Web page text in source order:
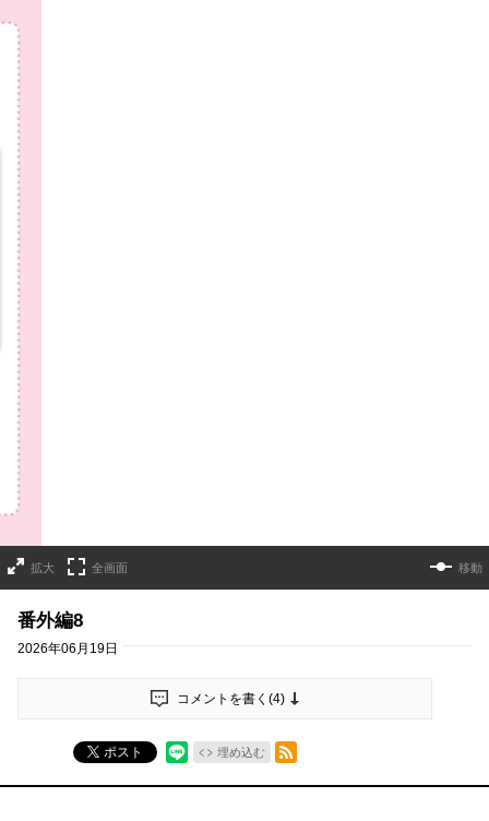
拡大 全画面 移動
番外編8
2026年06月19日
コメントを書く(4)
ポスト 埋め込む
RSSフィード